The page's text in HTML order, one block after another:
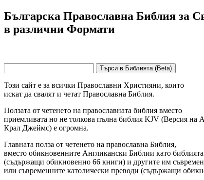
Българска Православна Библия за
в различни Формати
Този сайт е за всички Православни Християни, които
искат да свалят и четат Православна Библия.
Ползата от четенето на православната библия вместо
приемливата но не толкова пълна библия KJV (Версия на
Крал Джеймс) е огромна.
Главната полза от четенето на православна Библия,
вместо обикновенните Англикански Библии като
(съдържащи обикновенно 66 книги) и другите им
или съвременните католически преводи (съдържащи